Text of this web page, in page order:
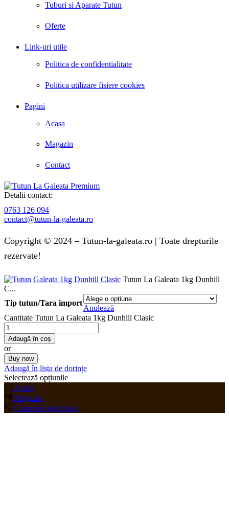
Tuburi si Aparate Tutun
Oferte
Link-uri utile
Politica de confidentialitate
Politica utilizare fisiere cookies
Pagini
Acasa
Magazin
Contact
Detalii contact:
0763 126 094
contact@tutun-la-galeata.ro
Copyright © 2024 – Tutun-la-galeata.ro | Toate drepturile
rezervate!
Tutun La Galeata 1kg Dunhill
C...
Tip tutun/Tara import
Anulează
Cantitate Tutun La Galeata 1kg Dunhill Clasic
Adaugă în coș
or
Buy now
Adaugă în lista de dorințe
Selectează opțiunile
Acasă
Magazin
Comanda telefonica